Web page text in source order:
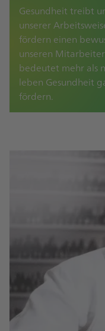
Gesundheit treibt
unserer
fördern einen
unseren
bedeutet mehr als
leben Gesundheit
fördern.